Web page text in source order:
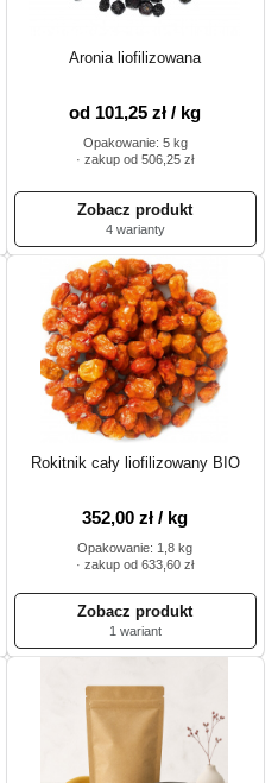
Aronia liofilizowana
od 101,25 zł / kg
Opakowanie: 5 kg
· zakup od 506,25 zł
4 warianty
Rokitnik cały liofilizowany BIO
352,00 zł / kg
Opakowanie: 1,8 kg
· zakup od 633,60 zł
1 wariant